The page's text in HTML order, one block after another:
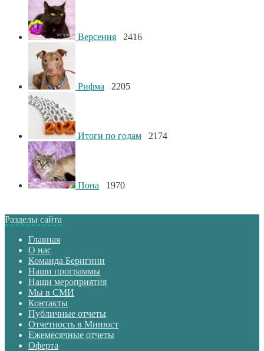
Версения 2416
Рифма 2205
Итоги по годам 2174
Пона 1970
Разделы сайта
Главная
О нас
Команда Беригини
Наши программы
Наши мероприятия
Мы в СМИ
Контакты
Публичные отчеты
Отчетность в Минюст
Ежемесячные отчеты
Оферта